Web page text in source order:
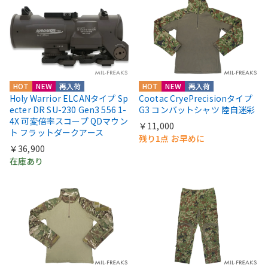
HOT NEW 再入荷
Holy Warrior ELCANタイプ Sp
ecter DR SU-230 Gen3 556 1-
4X 可変倍率スコープ QDマウン
ト フラットダークアース
￥36,900
在庫あり
HOT NEW 再入荷
Cootac CryePrecisionタイプ
G3 コンバットシャツ 陸自迷彩
￥11,000
残り1点 お早めに